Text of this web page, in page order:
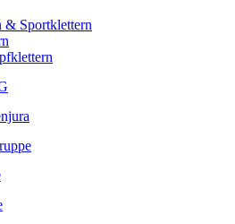
& Sportklettern